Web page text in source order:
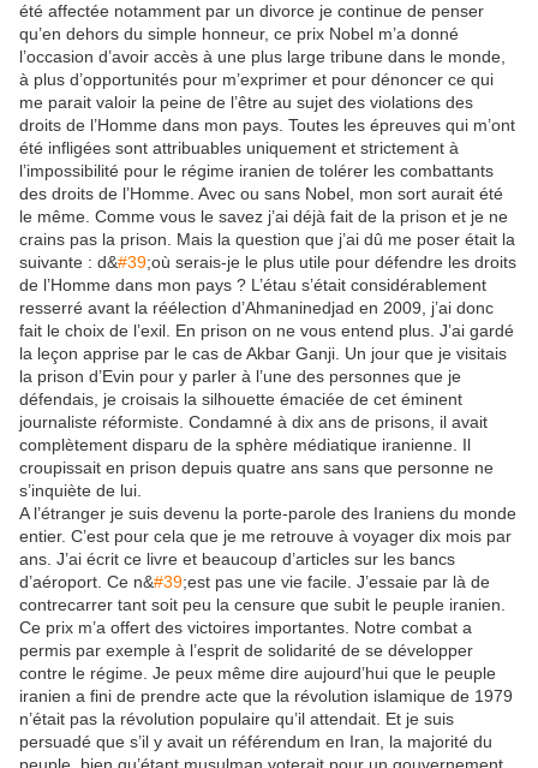
été affectée notamment par un divorce je continue de penser
qu’en dehors du simple honneur, ce prix Nobel m’a donné
l’occasion d’avoir accès à une plus large tribune dans le monde,
à plus d’opportunités pour m’exprimer et pour dénoncer ce qui
me parait valoir la peine de l’être au sujet des violations des
droits de l’Homme dans mon pays. Toutes les épreuves qui m’ont
été infligées sont attribuables uniquement et strictement à
l’impossibilité pour le régime iranien de tolérer les combattants
des droits de l’Homme. Avec ou sans Nobel, mon sort aurait été
le même. Comme vous le savez j’ai déjà fait de la prison et je ne
crains pas la prison. Mais la question que j’ai dû me poser était la
suivante : d&#39;où serais-je le plus utile pour défendre les droits
de l’Homme dans mon pays ? L’étau s’était considérablement
resserré avant la réélection d’Ahmaninedjad en 2009, j’ai donc
fait le choix de l’exil. En prison on ne vous entend plus. J’ai gardé
la leçon apprise par le cas de Akbar Ganji. Un jour que je visitais
la prison d’Evin pour y parler à l’une des personnes que je
défendais, je croisais la silhouette émaciée de cet éminent
journaliste réformiste. Condamné à dix ans de prisons, il avait
complètement disparu de la sphère médiatique iranienne. Il
croupissait en prison depuis quatre ans sans que personne ne
s’inquiète de lui.
A l’étranger je suis devenu la porte-parole des Iraniens du monde
entier. C’est pour cela que je me retrouve à voyager dix mois par
ans. J’ai écrit ce livre et beaucoup d’articles sur les bancs
d’aéroport. Ce n&#39;est pas une vie facile. J’essaie par là de
contrecarrer tant soit peu la censure que subit le peuple iranien.
Ce prix m’a offert des victoires importantes. Notre combat a
permis par exemple à l’esprit de solidarité de se développer
contre le régime. Je peux même dire aujourd’hui que le peuple
iranien a fini de prendre acte que la révolution islamique de 1979
n’était pas la révolution populaire qu’il attendait. Et je suis
persuadé que s’il y avait un référendum en Iran, la majorité du